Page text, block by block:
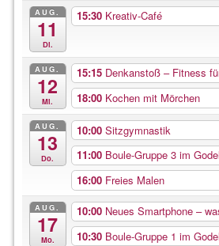
AUG.
11
Di.
15:30 Kreativ-Café
AUG.
12
Mi.
15:15 Denkanstoß – Fitness
18:00 Kochen mit Mörchen
AUG.
13
Do.
10:00 Sitzgymnastik
11:00 Boule-Gruppe 3 im
16:00 Freies Malen
AUG.
17
Mo.
10:00 Neues Smartphone –
10:30 Boule-Gruppe 1 im